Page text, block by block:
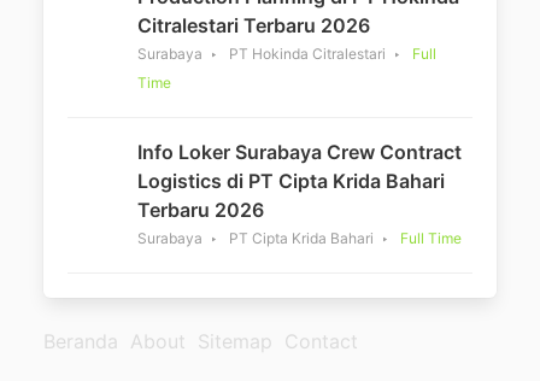
Citralestari Terbaru 2026
Surabaya PT Hokinda Citralestari
Full
Time
Info Loker Surabaya Crew Contract
Logistics di PT Cipta Krida Bahari
Terbaru 2026
Surabaya PT Cipta Krida Bahari Full Time
Beranda About Sitemap Contact